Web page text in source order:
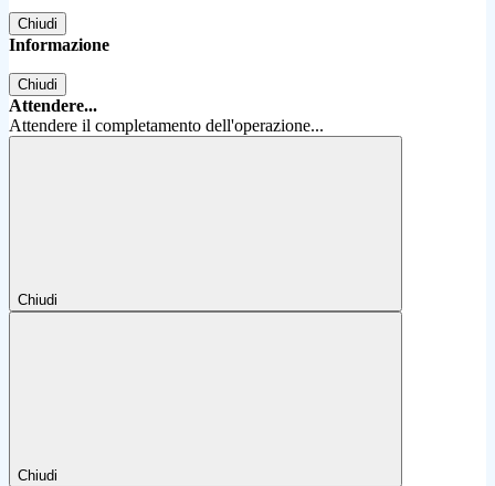
Chiudi
Informazione
Chiudi
Attendere...
Attendere il completamento dell'operazione...
Chiudi
Chiudi